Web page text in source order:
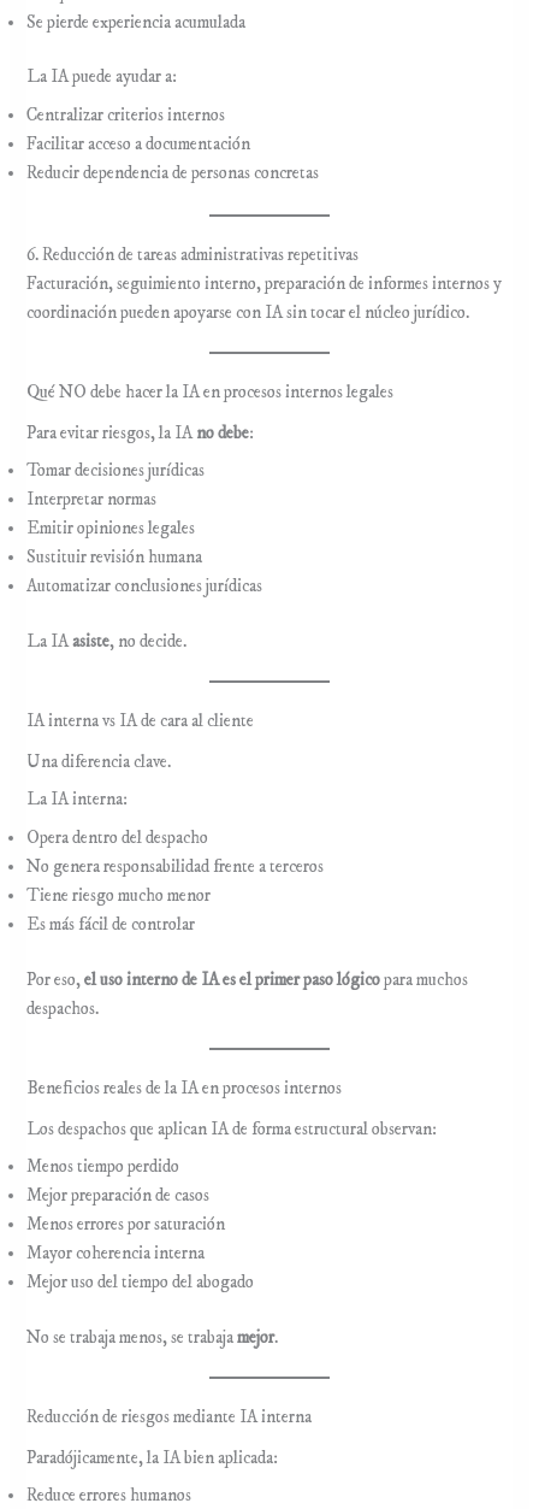
Se pierde experiencia acumulada
La IA puede ayudar a:
Centralizar criterios internos
Facilitar acceso a documentación
Reducir dependencia de personas concretas
6. Reducción de tareas administrativas repetitivas
Facturación, seguimiento interno, preparación de informes internos y
coordinación pueden apoyarse con IA sin tocar el núcleo jurídico.
Qué NO debe hacer la IA en procesos internos legales
Para evitar riesgos, la IAno debe:
Tomar decisiones jurídicas
Interpretar normas
Emitir opiniones legales
Sustituir revisión humana
Automatizar conclusiones jurídicas
La IAasiste, no decide.
IA interna vs IA de cara al cliente
Una diferencia clave.
La IA interna:
Opera dentro del despacho
No genera responsabilidad frente a terceros
Tiene riesgo mucho menor
Es más fácil de controlar
Por eso,el uso interno de IA es el primer paso lógicopara muchos
despachos.
Beneficios reales de la IA en procesos internos
Los despachos que aplican IA de forma estructural observan:
Menos tiempo perdido
Mejor preparación de casos
Menos errores por saturación
Mayor coherencia interna
Mejor uso del tiempo del abogado
No se trabaja menos, se trabajamejor.
Reducción de riesgos mediante IA interna
Paradójicamente, la IA bien aplicada:
Reduce errores humanos